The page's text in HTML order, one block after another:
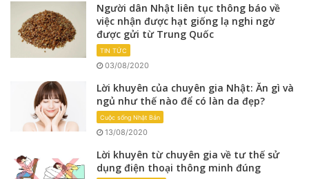
Người dân Nhật liên tục thông báo về
việc nhận được hạt giống lạ nghi ngờ
được gửi từ Trung Quốc
TIN TỨC
03/08/2020
Lời khuyên của chuyên gia Nhật: Ăn gì và
ngủ như thế nào để có làn da đẹp?
Cuộc sống Nhật Bản
13/08/2020
Lời khuyên từ chuyên gia về tư thế sử
dụng điện thoại thông minh đúng